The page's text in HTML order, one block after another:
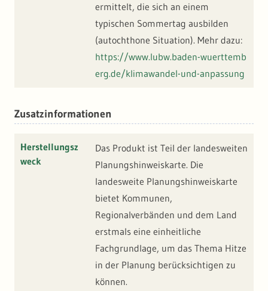
ermittelt, die sich an einem
typischen Sommertag ausbilden
(autochthone Situation). Mehr dazu:
https://www.lubw.baden-wuerttemb
erg.de/klimawandel-und-anpassung
Zusatzinformationen
Herstellungsz
weck
Das Produkt ist Teil der landesweiten
Planungshinweiskarte. Die
landesweite Planungshinweiskarte
bietet Kommunen,
Regionalverbänden und dem Land
erstmals eine einheitliche
Fachgrundlage, um das Thema Hitze
in der Planung berücksichtigen zu
können.